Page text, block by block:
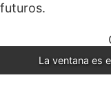
La ventana es